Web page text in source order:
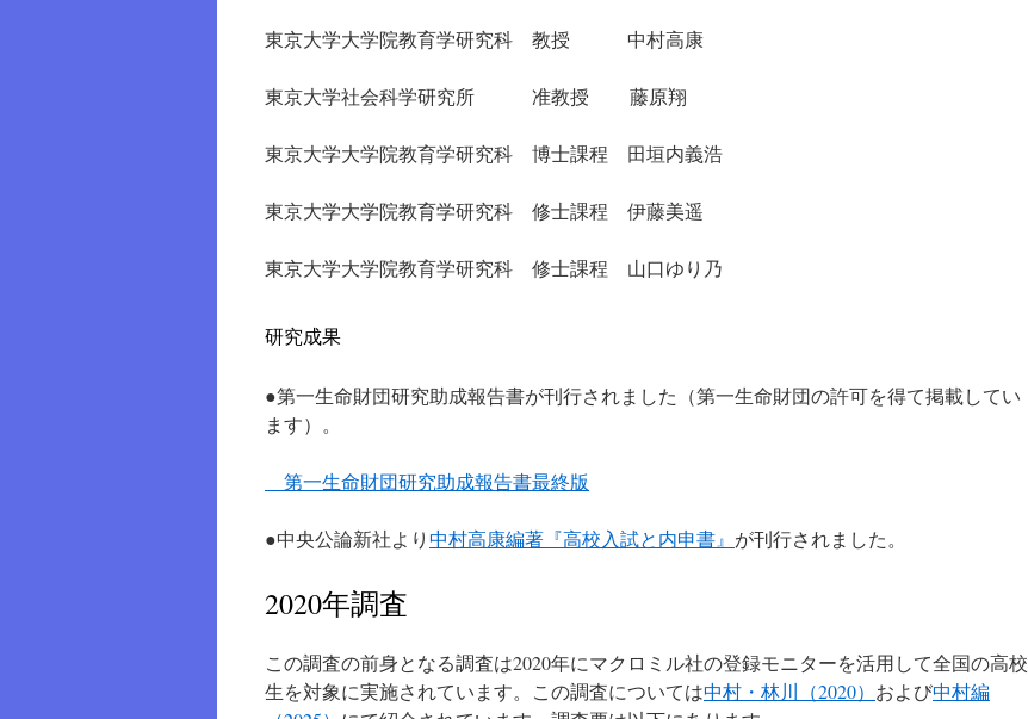
東京大学大学院教育学研究科 教授 中村高康
東京大学社会科学研究所 准教授 藤原翔
東京大学大学院教育学研究科 博士課程 田垣内義浩
東京大学大学院教育学研究科 修士課程 伊藤美遥
東京大学大学院教育学研究科 修士課程 山口ゆり乃
研究成果
●第一生命財団研究助成報告書が刊行されました（第一生命財団の許可を得て掲載してい
ます）。
第一生命財団研究助成報告書最終版
●中央公論新社より中村高康編著『高校入試と内申書』 が刊行されました。
2020年調査
この調査の前身となる調査は2020年にマクロミル社の登録モニターを活用して全国の高校
生を対象に実施されています。この調査については中村・林川（2020） および中村編